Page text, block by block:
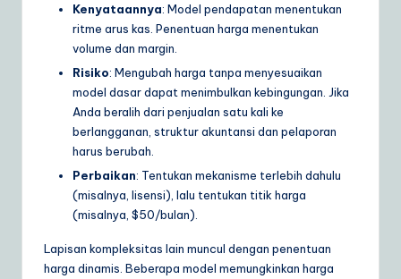
Kenyataannya: Model pendapatan menentukan
ritme arus kas. Penentuan harga menentukan
volume dan margin.
Risiko: Mengubah harga tanpa menyesuaikan
model dasar dapat menimbulkan kebingungan. Jika
Anda beralih dari penjualan satu kali ke
berlangganan, struktur akuntansi dan pelaporan
harus berubah.
Perbaikan: Tentukan mekanisme terlebih dahulu
(misalnya, lisensi), lalu tentukan titik harga
(misalnya, $50/bulan).
Lapisan kompleksitas lain muncul dengan penentuan
harga dinamis. Beberapa model memungkinkan harga